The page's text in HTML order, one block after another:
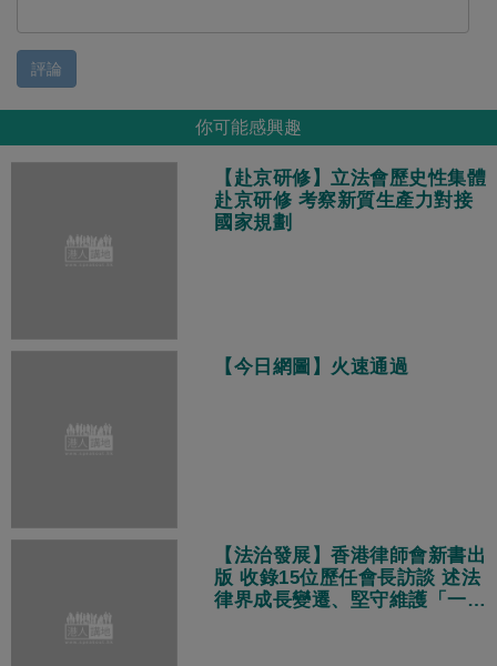
評論
你可能感興趣
【赴京研修】立法會歷史性集體
赴京研修 考察新質生產力對接
國家規劃
【今日網圖】火速通過
【法治發展】香港律師會新書出
版 收錄15位歷任會長訪談 述法
律界成長變遷、堅守維護「一國